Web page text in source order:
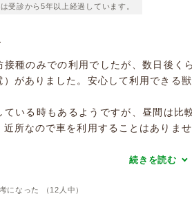
受診から5年以上経過しています。
接種のみでの利用でしたが、数日後く
）がありました。安心して利用できる
ている時もあるようですが、昼間は比
近所なので車を利用することはありま
続きを読む
になった （ 12 人中）